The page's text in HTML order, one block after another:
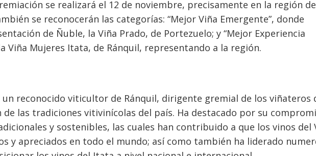
se realizará el 12 de noviembre, precisamente en la región de
se reconocerán las categorías: “Mejor Viña Emergente”, donde
de Ñuble, la Viña Prado, de Portezuelo; y “Mejor Experiencia
Viña Mujeres Itata, de Ránquil, representando a la región.
un reconocido viticultor de Ránquil, dirigente gremial de los viñateros
de las tradiciones vitivinícolas del país. Ha destacado por su
y sostenibles, las cuales han contribuido a que los vinos del
y apreciados en todo el mundo; así como también ha liderado